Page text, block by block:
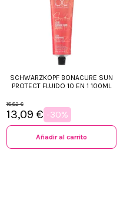
SCHWARZKOPF BONACURE SUN
PROTECT FLUIDO 10 EN 1 100ML
18,82 €
13,09 € -30%
Añadir al carrito